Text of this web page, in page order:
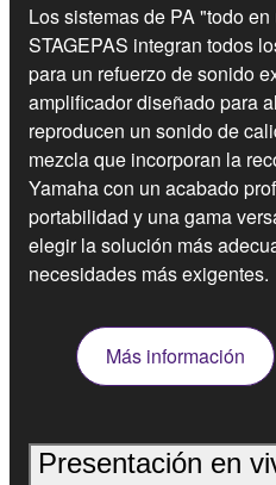
Los sistemas de PA "todo
STAGEPAS integran todos
para un refuerzo de sonido
amplificador diseñado para
reproducen un sonido de
mezcla que incorporan la
Yamaha con un acabado
portabilidad y una gama
elegir la solución más
necesidades más exigentes.
Más información
Presentación en